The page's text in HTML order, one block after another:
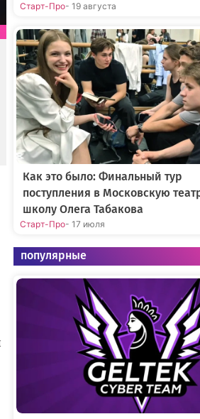
Старт-Про- 19 августа
Как это было: Финальный тур
поступления в Московскую
школу Олега Табакова
Старт-Про- 17 июля
популярные